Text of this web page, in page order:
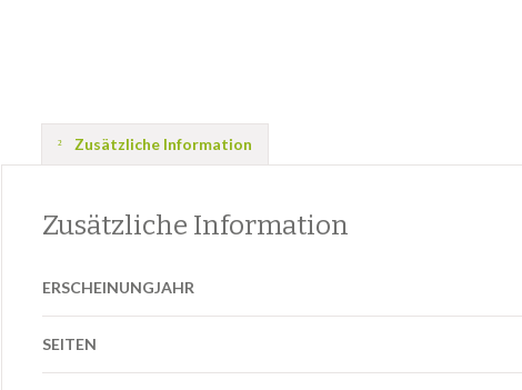
Zusätzliche Information
Zusätzliche Information
ERSCHEINUNGJAHR
SEITEN